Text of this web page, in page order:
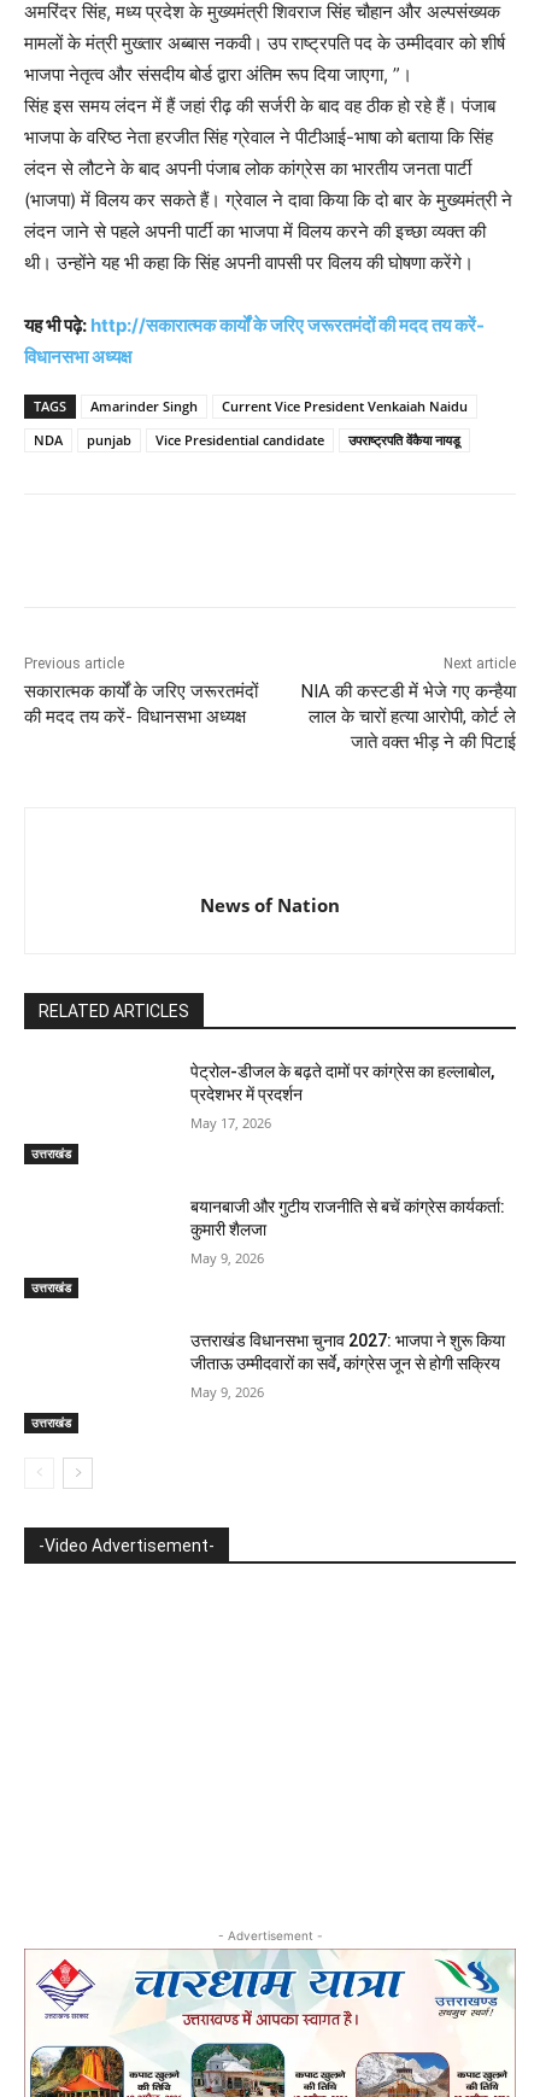
अमरिंदर सिंह, मध्य प्रदेश के मुख्यमंत्री शिवराज सिंह चौहान और अल्पसंख्यक
मामलों के मंत्री मुख्तार अब्बास नकवी। उप राष्ट्रपति पद के उम्मीदवार को शीर्ष
भाजपा नेतृत्व और संसदीय बोर्ड द्वारा अंतिम रूप दिया जाएगा, ”।
सिंह इस समय लंदन में हैं जहां रीढ़ की सर्जरी के बाद वह ठीक हो रहे हैं। पंजाब
भाजपा के वरिष्ठ नेता हरजीत सिंह ग्रेवाल ने पीटीआई-भाषा को बताया कि सिंह
लंदन से लौटने के बाद अपनी पंजाब लोक कांग्रेस का भारतीय जनता पार्टी
(भाजपा) में विलय कर सकते हैं। ग्रेवाल ने दावा किया कि दो बार के मुख्यमंत्री ने
लंदन जाने से पहले अपनी पार्टी का भाजपा में विलय करने की इच्छा व्यक्त की
थी। उन्होंने यह भी कहा कि सिंह अपनी वापसी पर विलय की घोषणा करेंगे।
यह भी पढ़े: http://सकारात्मक कार्यों के जरिए जरूरतमंदों की मदद तय करें-
विधानसभा अध्यक्ष
TAGS Amarinder Singh
Current Vice President Venkaiah Naidu
NDA
punjab Vice Presidential candidate उपराष्ट्रपति वेंकैया नायडू
Previous article
सकारात्मक कार्यों के जरिए जरूरतमंदों
की मदद तय करें- विधानसभा अध्यक्ष
Next article
NIA की कस्टडी में भेजे गए कन्हैया
लाल के चारों हत्या आरोपी, कोर्ट ले
जाते वक्त भीड़ ने की पिटाई
News of Nation
RELATED ARTICLES
उत्तराखंड
पेट्रोल-डीजल के बढ़ते दामों पर कांग्रेस का हल्लाबोल,
प्रदेशभर में प्रदर्शन
May 17, 2026
उत्तराखंड
बयानबाजी और गुटीय राजनीति से बचें कांग्रेस कार्यकर्ता:
कुमारी शैलजा
May 9, 2026
उत्तराखंड
उत्तराखंड विधानसभा चुनाव 2027: भाजपा ने शुरू किया
जीताऊ उम्मीदवारों का सर्वे, कांग्रेस जून से होगी सक्रिय
May 9, 2026
-Video Advertisement-
- Advertisement -